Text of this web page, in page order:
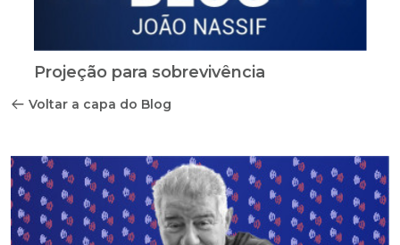
Projeção para sobrevivência
Voltar a capa do Blog